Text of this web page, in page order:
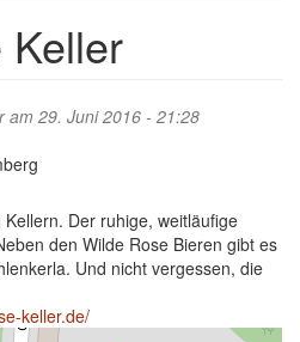
Keller
am 29. Juni 2016 - 21:28
Der ruhige, weitläufige
den Wilde Rose Bieren gibt es
Und nicht vergessen, die
keller.de/